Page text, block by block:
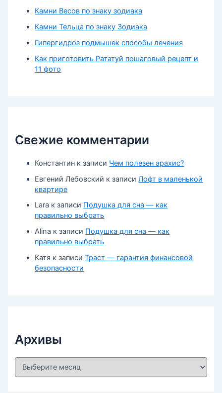
Камни Весов по знаку зодиака
Камни Тельца по знаку Зодиака
Гипергидроз подмышек способы лечения
Как приготовить Рататуй пошаговый рецепт и
11 фото
Свежие комментарии
Константин к записи Чем полезен арахис?
Евгений Лебовский к записиЛофт в маленькой
квартире
Lara к записи Подушка для сна — как
правильно выбрать
Alina к записи Подушка для сна — как
правильно выбрать
Катя к записиТраст — гарантия финансовой
безопасности
Архивы
А